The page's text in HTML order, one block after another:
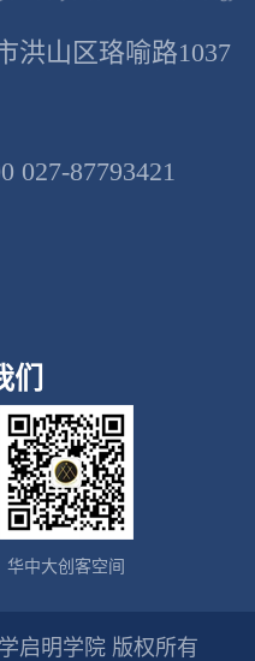
山区珞喻路1037
027-87793421
们
华中大创客空间
启明学院 版权所有